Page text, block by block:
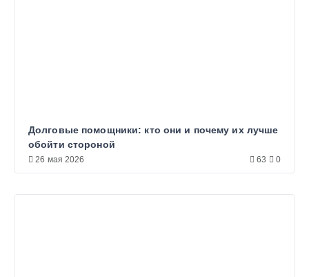
Долговые помощники: кто они и почему их лучше
обойти стороной
26 мая 2026 63 0